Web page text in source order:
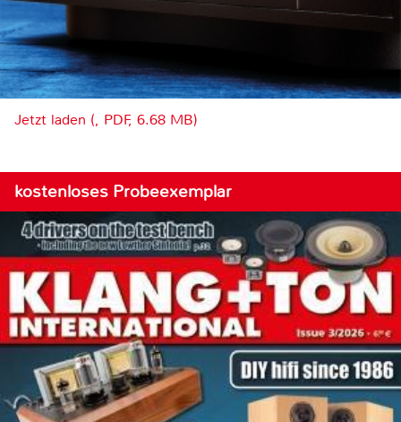
Jetzt laden (, PDF, 6.68 MB)
kostenloses Probeexemplar